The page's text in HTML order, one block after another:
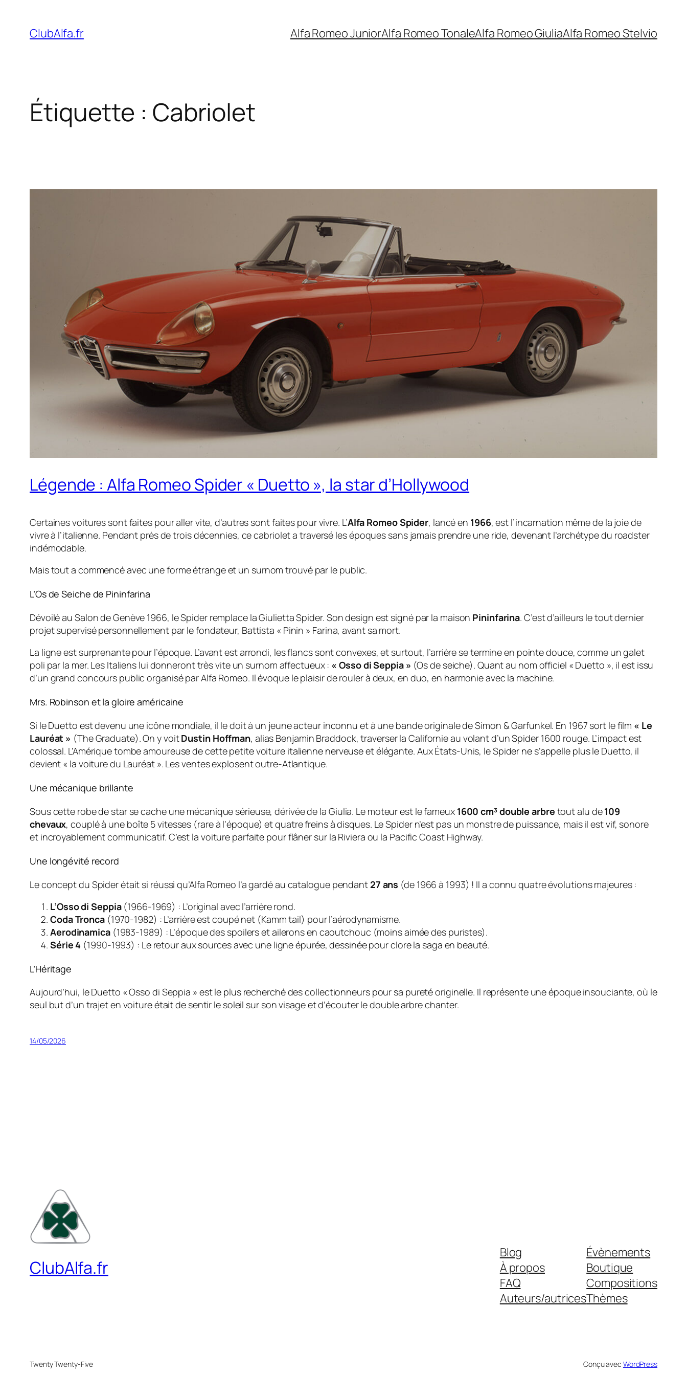
contenu
ClubAlfa.fr Alfa Romeo JuniorAlfa Romeo TonaleAlfa Romeo GiuliaAlfa Romeo Stelvio
Étiquette : Cabriolet
Légende : Alfa Romeo Spider « Duetto », la star d’Hollywood
Certaines voitures sont faites pour aller vite, d’autres sont faites pour vivre. L’Alfa Romeo Spider, lancé en 1966, est l’incarnation même de la joie de
vivre à l’italienne. Pendant près de trois décennies, ce cabriolet a traversé les époques sans jamais prendre une ride, devenant l’archétype du roadster
indémodable.
Mais tout a commencé avec une forme étrange et un surnom trouvé par le public.
L’Os de Seiche de Pininfarina
Dévoilé au Salon de Genève 1966, le Spider remplace la Giulietta Spider. Son design est signé par la maison Pininfarina. C’est d’ailleurs le tout dernier
projet supervisé personnellement par le fondateur, Battista « Pinin » Farina, avant sa mort.
La ligne est surprenante pour l’époque. L’avant est arrondi, les flancs sont convexes, et surtout, l’arrière se termine en pointe douce, comme un galet
poli par la mer. Les Italiens lui donneront très vite un surnom affectueux : « Osso di Seppia » (Os de seiche). Quant au nom officiel « Duetto », il est issu
d’un grand concours public organisé par Alfa Romeo. Il évoque le plaisir de rouler à deux, en duo, en harmonie avec la machine.
Mrs. Robinson et la gloire américaine
Si le Duetto est devenu une icône mondiale, il le doit à un jeune acteur inconnu et à une bande originale de Simon & Garfunkel. En 1967 sort le film « Le
Lauréat » (The Graduate). On y voitDustin Hoffman, alias Benjamin Braddock, traverser la Californie au volant d’un Spider 1600 rouge. L’impact est
colossal. L’Amérique tombe amoureuse de cette petite voiture italienne nerveuse et élégante. Aux États-Unis, le Spider ne s’appelle plus le Duetto, il
devient « la voiture du Lauréat ». Les ventes explosent outre-Atlantique.
Une mécanique brillante
Sous cette robe de star se cache une mécanique sérieuse, dérivée de la Giulia. Le moteur est le fameux 1600 cm³ double arbre tout alu de109
chevaux, couplé à une boîte 5 vitesses (rare à l’époque) et quatre freins à disques. Le Spider n’est pas un monstre de puissance, mais il est vif, sonore
et incroyablement communicatif. C’est la voiture parfaite pour flâner sur la Riviera ou la Pacific Coast Highway.
Une longévité record
Le concept du Spider était si réussi qu’Alfa Romeo l’a gardé au catalogue pendant 27 ans (de 1966 à 1993) ! Il a connu quatre évolutions majeures :
L’Osso di Seppia(1966-1969) : L’original avec l’arrière rond.
Coda Tronca(1970-1982) : L’arrière est coupé net (Kamm tail) pour l’aérodynamisme.
Aerodinamica(1983-1989) : L’époque des spoilers et ailerons en caoutchouc (moins aimée des puristes).
Série 4 (1990-1993) : Le retour aux sources avec une ligne épurée, dessinée pour clore la saga en beauté.
L’Héritage
Aujourd’hui, le Duetto « Osso di Seppia » est le plus recherché des collectionneurs pour sa pureté originelle. Il représente une époque insouciante, où le
seul but d’un trajet en voiture était de sentir le soleil sur son visage et d’écouter le double arbre chanter.
14/05/2026
ClubAlfa.fr
Blog
À propos
FAQ
Auteurs/autrices
Évènements
Boutique
Compositions
Thèmes
Twenty Twenty-Five Conçu avec WordPress